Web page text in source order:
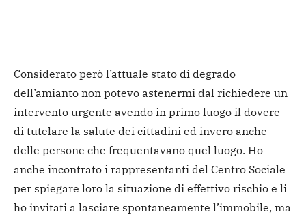
Considerato però l’attuale stato di degrado
dell’amianto non potevo astenermi dal richiedere un
intervento urgente avendo in primo luogo il dovere
di tutelare la salute dei cittadini ed invero anche
delle persone che frequentavano quel luogo. Ho
anche incontrato i rappresentanti del Centro Sociale
per spiegare loro la situazione di effettivo rischio e li
ho invitati a lasciare spontaneamente l’immobile, ma